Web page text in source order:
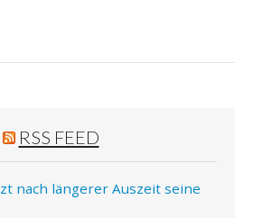
RSS FEED
nach längerer Auszeit seine